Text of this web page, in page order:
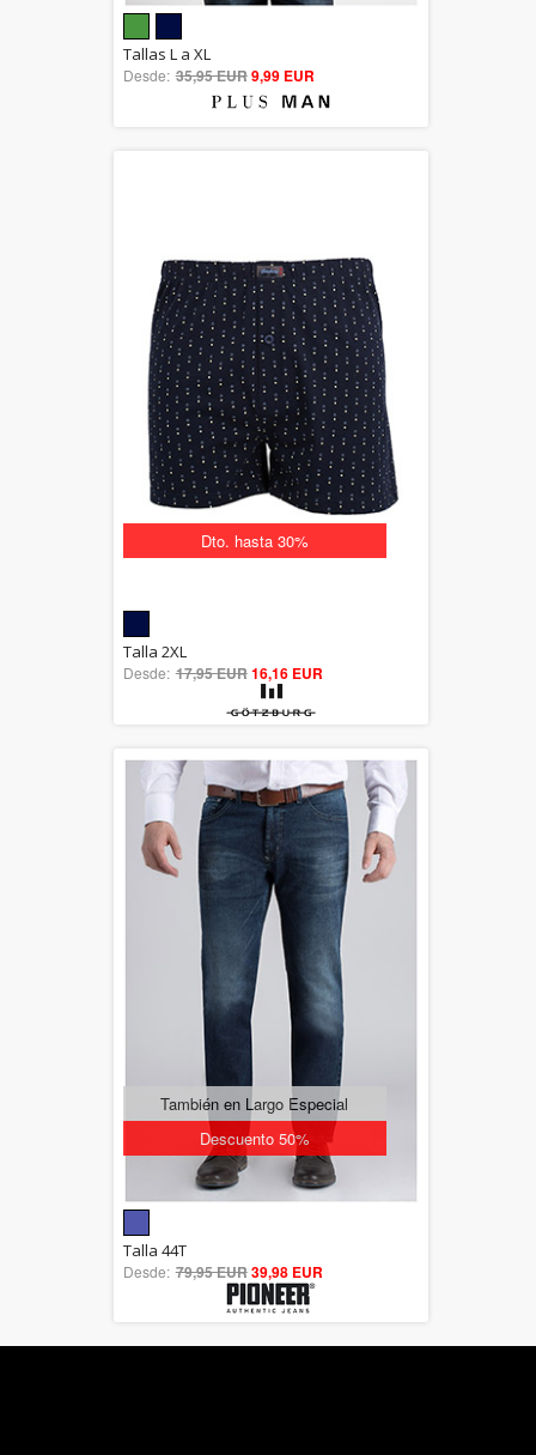
out of 5
Tallas L a XL
Desde: 35,95 EUR9,99 EUR
Dto. hasta 30%
out of 5
Talla 2XL
Desde: 17,95 EUR16,16 EUR
Descuento 50%
También en Largo Especial
out of 5
Talla 44T
Desde: 79,95 EUR39,98 EUR